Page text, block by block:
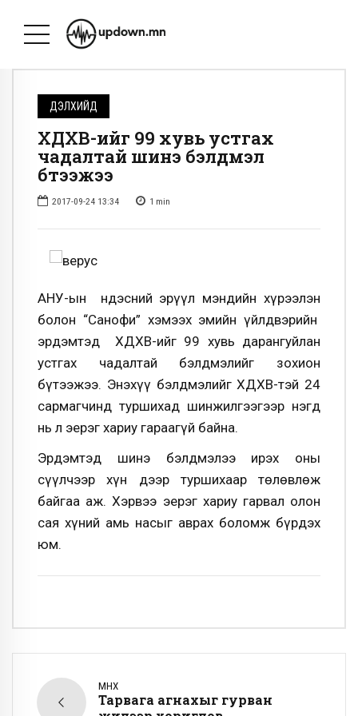
ДЭЛХИЙД
ХДХВ-ийг 99 хувь устгах
чадалтай шинэ бэлдмэл
бүтээжээ
2017-09-24 13:34 1 min
АНУ-ын Үндэсний эрүүл мэндийн хүрээлэн
болон “Санофи” хэмээх эмийн үйлдвэрийн
эрдэмтэд ХДХВ-ийг 99 хувь дарангуйлан
устгах чадалтай бэлдмэлийг зохион
бүтээжээ. Энэхүү бэлдмэлийг ХДХВ-тэй 24
сармагчинд туршихад шинжилгээгээр нэгд
нь л эерэг хариу гараагүй байна.
Эрдэмтэд шинэ бэлдмэлээ ирэх оны
сүүлчээр хүн дээр туршихаар төлөвлөж
байгаа аж. Хэрвээ эерэг хариу гарвал олон
сая хүний амь насыг аврах боломж бүрдэх
юм.
ӨМНӨХ
Тарвага агнахыг гурван